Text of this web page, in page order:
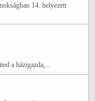
14. helyezett
a házigazda,...